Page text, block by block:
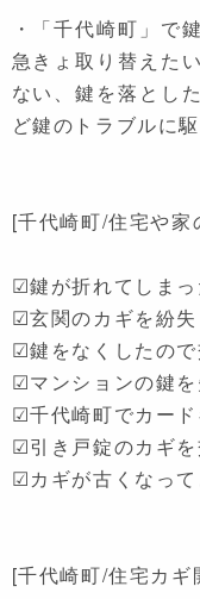
・「千代崎町」で
急きょ取り替えた
ない、鍵を落とし
ど鍵のトラブルに
[千代崎町/住宅や
☑鍵が折れてしまっ
☑玄関のカギを紛
☑鍵をなくしたの
☑マンションの鍵
☑千代崎町でカー
☑引き戸錠のカギ
☑カギが古くなっ
[千代崎町/住宅カ